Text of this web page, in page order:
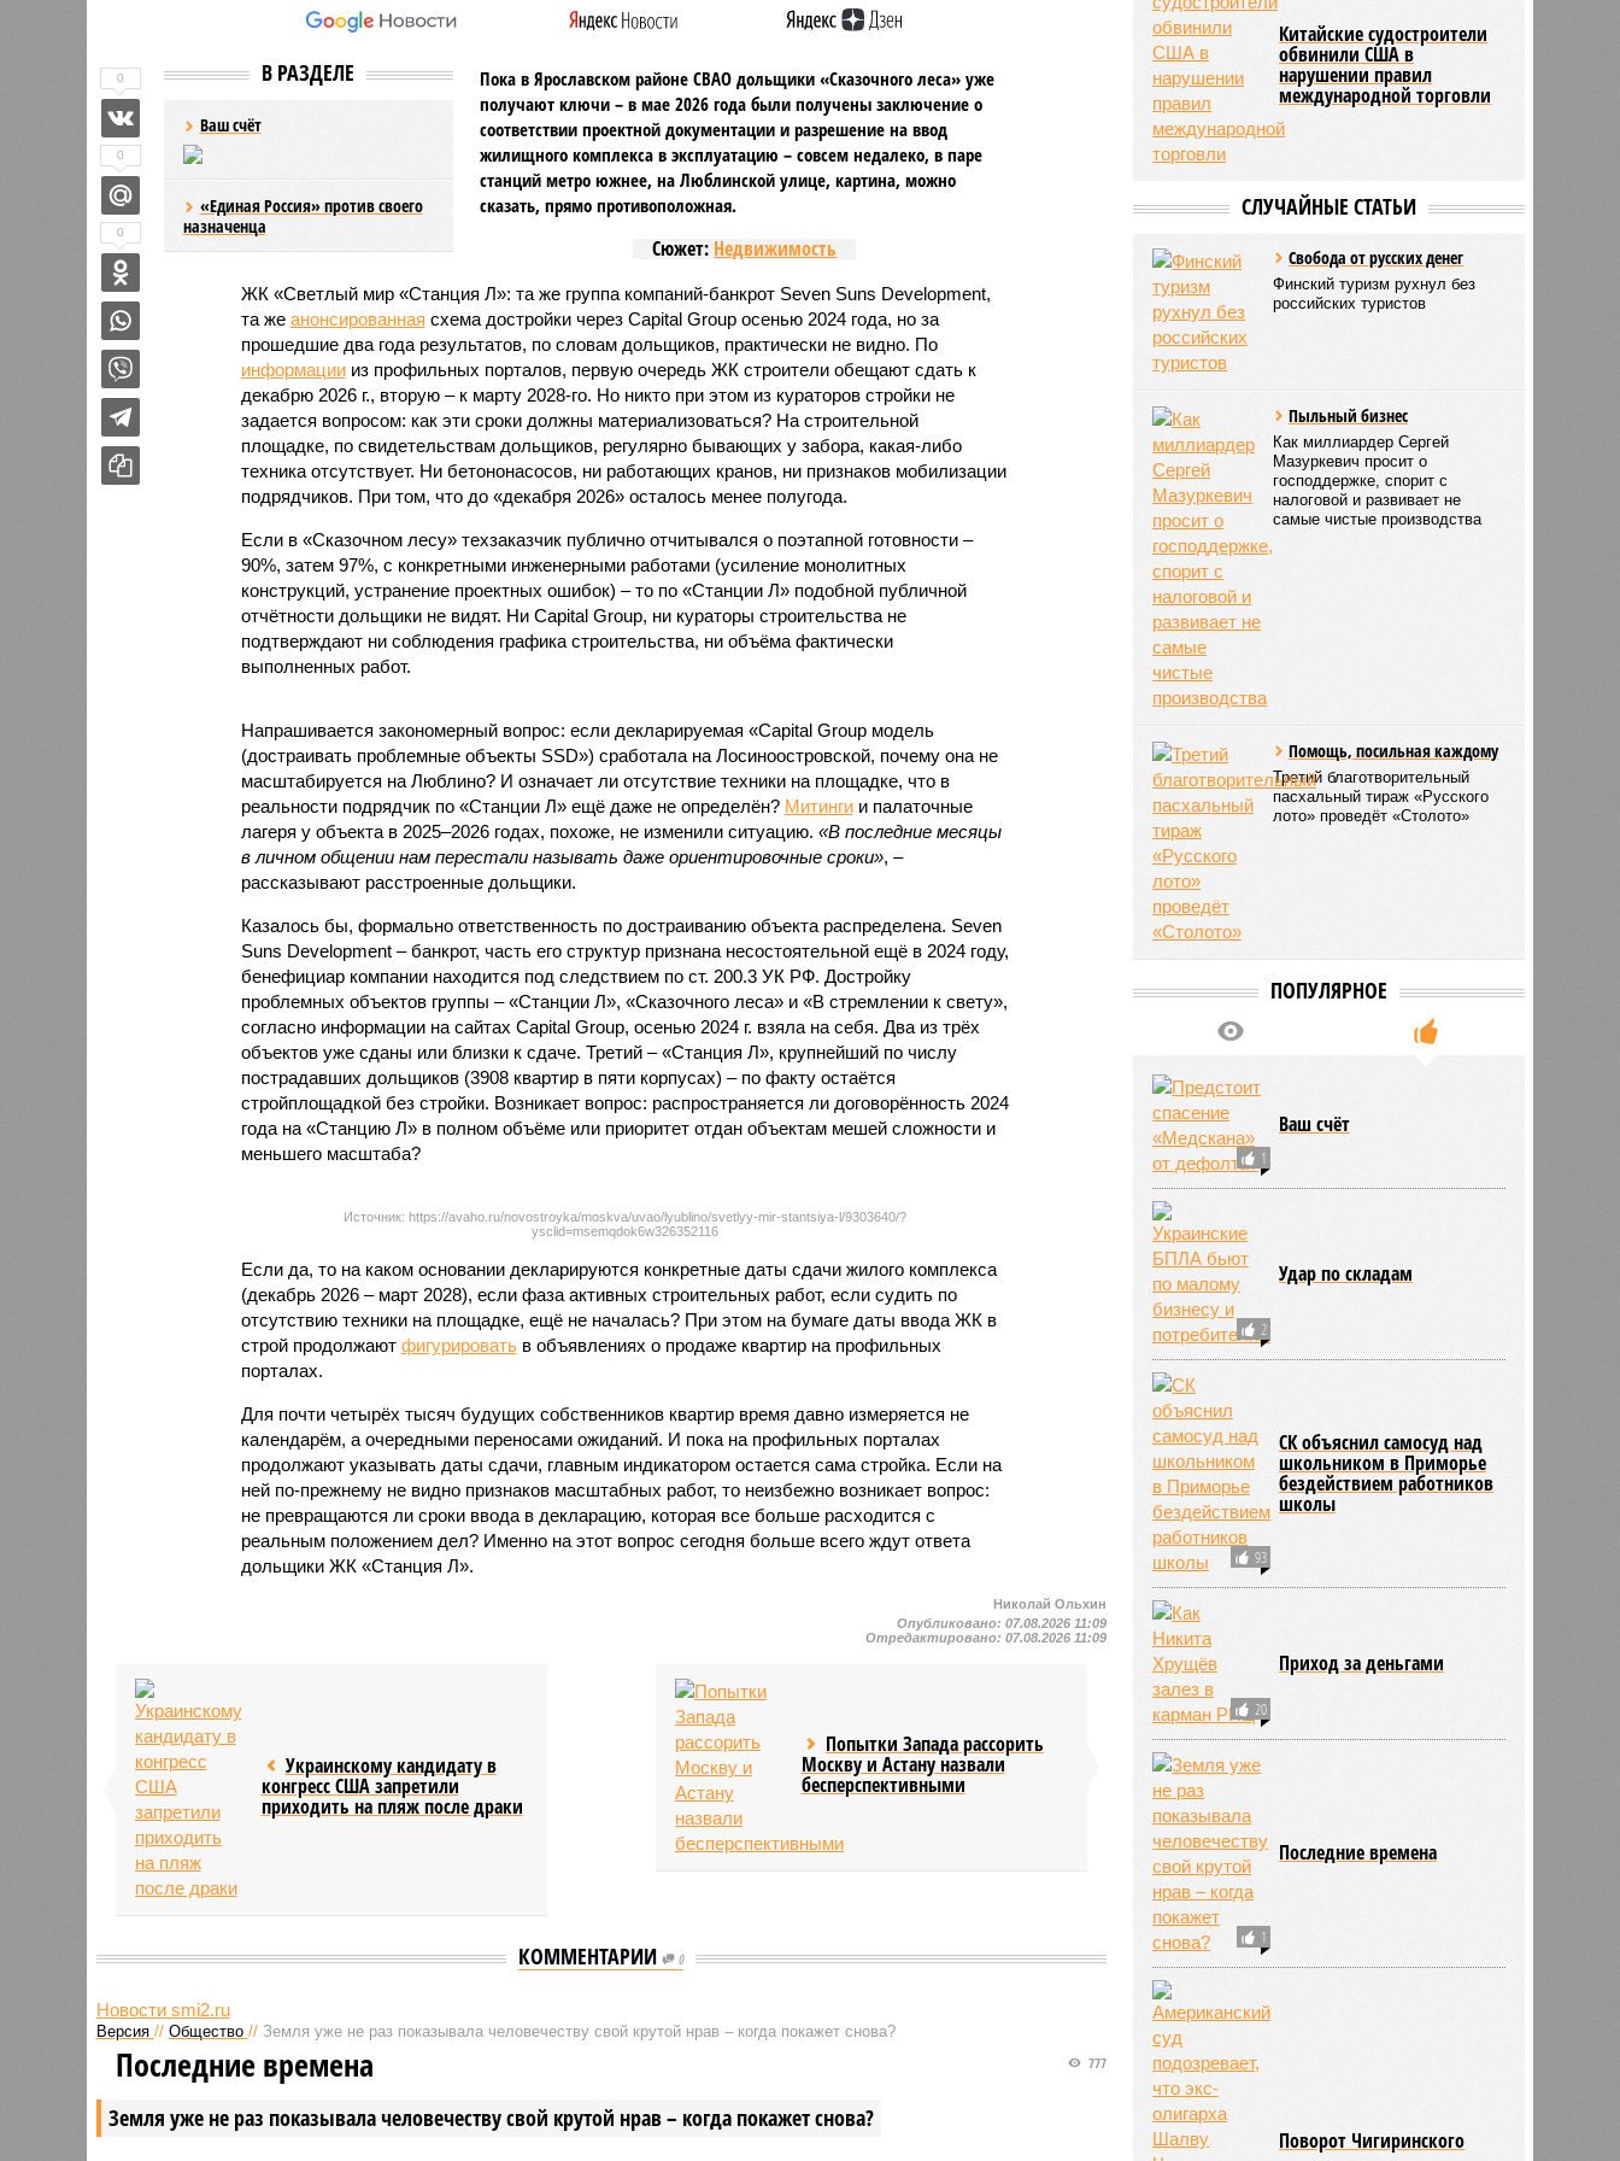
В РАЗДЕЛЕ
Ваш счёт
«Единая Россия» против своего
назначенца
Пока в Ярославском районе СВАО дольщики «Сказочного леса» уже
получают ключи – в мае 2026 года были получены заключение о
соответствии проектной документации и разрешение на ввод
жилищного комплекса в эксплуатацию – совсем недалеко, в паре
станций метро южнее, на Люблинской улице, картина, можно
сказать, прямо противоположная.
Сюжет: Недвижимость
ЖК «Светлый мир «Станция Л»: та же группа компаний-банкрот Seven Suns Development,
та же анонсированная схема достройки через Capital Group осенью 2024 года, но за
прошедшие два года результатов, по словам дольщиков, практически не видно. По
информациииз профильных порталов, первую очередь ЖК строители обещают сдать к
декабрю 2026 г., вторую – к марту 2028-го. Но никто при этом из кураторов стройки не
задается вопросом: как эти сроки должны материализоваться? На строительной
площадке, по свидетельствам дольщиков, регулярно бывающих у забора, какая-либо
техника отсутствует. Ни бетононасосов, ни работающих кранов, ни признаков мобилизации
подрядчиков. При том, что до «декабря 2026» осталось менее полугода.
Если в «Сказочном лесу» техзаказчик публично отчитывался о поэтапной готовности –
90%, затем 97%, с конкретными инженерными работами (усиление монолитных
конструкций, устранение проектных ошибок) – то по «Станции Л» подобной публичной
отчётности дольщики не видят. Ни Capital Group, ни кураторы строительства не
подтверждают ни соблюдения графика строительства, ни объёма фактически
выполненных работ.
Напрашивается закономерный вопрос: если декларируемая «Capital Group модель
(достраивать проблемные объекты SSD») сработала на Лосиноостровской, почему она не
масштабируется на Люблино? И означает ли отсутствие техники на площадке, что в
реальности подрядчик по «Станции Л» ещё даже не определён? Митингии палаточные
лагеря у объекта в 2025–2026 годах, похоже, не изменили ситуацию. «В последние месяцы
в личном общении нам перестали называть даже ориентировочные сроки», –
рассказывают расстроенные дольщики.
Казалось бы, формально ответственность по достраиванию объекта распределена. Seven
Suns Development – банкрот, часть его структур признана несостоятельной ещё в 2024 году,
бенефициар компании находится под следствием по ст. 200.3 УК РФ. Достройку
проблемных объектов группы – «Станции Л», «Сказочного леса» и «В стремлении к свету»,
согласно информации на сайтах Capital Group, осенью 2024 г. взяла на себя. Два из трёх
объектов уже сданы или близки к сдаче. Третий – «Станция Л», крупнейший по числу
пострадавших дольщиков (3908 квартир в пяти корпусах) – по факту остаётся
стройплощадкой без стройки. Возникает вопрос: распространяется ли договорённость 2024
года на «Станцию Л» в полном объёме или приоритет отдан объектам мешей сложности и
меньшего масштаба?
Источник: https://avaho.ru/novostroyka/moskva/uvao/lyublino/svetlyy-mir-stantsiya-l/9303640/?
ysclid=msemqdok6w326352116
Если да, то на каком основании декларируются конкретные даты сдачи жилого комплекса
(декабрь 2026 – март 2028), если фаза активных строительных работ, если судить по
отсутствию техники на площадке, ещё не началась? При этом на бумаге даты ввода ЖК в
строй продолжают фигурироватьв объявлениях о продаже квартир на профильных
порталах.
Для почти четырёх тысяч будущих собственников квартир время давно измеряется не
календарём, а очередными переносами ожиданий. И пока на профильных порталах
продолжают указывать даты сдачи, главным индикатором остается сама стройка. Если на
ней по-прежнему не видно признаков масштабных работ, то неизбежно возникает вопрос:
не превращаются ли сроки ввода в декларацию, которая все больше расходится с
реальным положением дел? Именно на этот вопрос сегодня больше всего ждут ответа
дольщики ЖК «Станция Л».
0
0
0
Николай Ольхин
Опубликовано:07.08.2026 11:09
Отредактировано:07.08.2026 11:09
Украинскому кандидату в
конгресс США запретили
приходить на пляж после драки
Попытки Запада рассорить
Москву и Астану назвали
бесперспективными
КОММЕНТАРИИ 0
Новости smi2.ru
Версия // Общество // Земля уже не раз показывала человечеству свой крутой нрав – когда покажет снова?
Земля уже не раз показывала человечеству свой крутой нрав – когда покажет снова?
777
Последние времена
Китайские судостроители
обвинили США в
нарушении правил
международной торговли
СЛУЧАЙНЫЕ СТАТЬИ
Свобода от русских денег
Финский туризм рухнул без
российских туристов
Пыльный бизнес
Как миллиардер Сергей
Мазуркевич просит о
господдержке, спорит с
налоговой и развивает не
самые чистые производства
Помощь, посильная каждому
Третий благотворительный
пасхальный тираж «Русского
лото» проведёт «Столото»
ПОПУЛЯРНОЕ
1
Ваш счёт
2
Удар по складам
93
СК объяснил самосуд над
школьником в Приморье
бездействием работников
школы
20
Приход за деньгами
1
Последние времена
Поворот Чигиринского